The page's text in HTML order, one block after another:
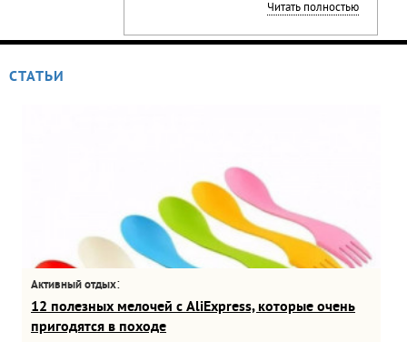
Читать полностью
СТАТЬИ
Активный отдых:
12 полезных мелочей с AliExpress, которые очень
пригодятся в походе